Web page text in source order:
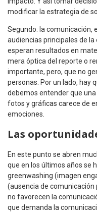
modificar la estrategia de
Segundo: la comunicación,
audiencias principales de
esperan resultados en
mera óptica del reporte o
importante, pero, que no
personas. Por un lado, hay
debemos entender que
fotos y gráficas carece de
emociones.
Las
En este punto se abren
que en los últimos años se
greenwashing (imagen
(ausencia de
no favorecen la
que demanda la